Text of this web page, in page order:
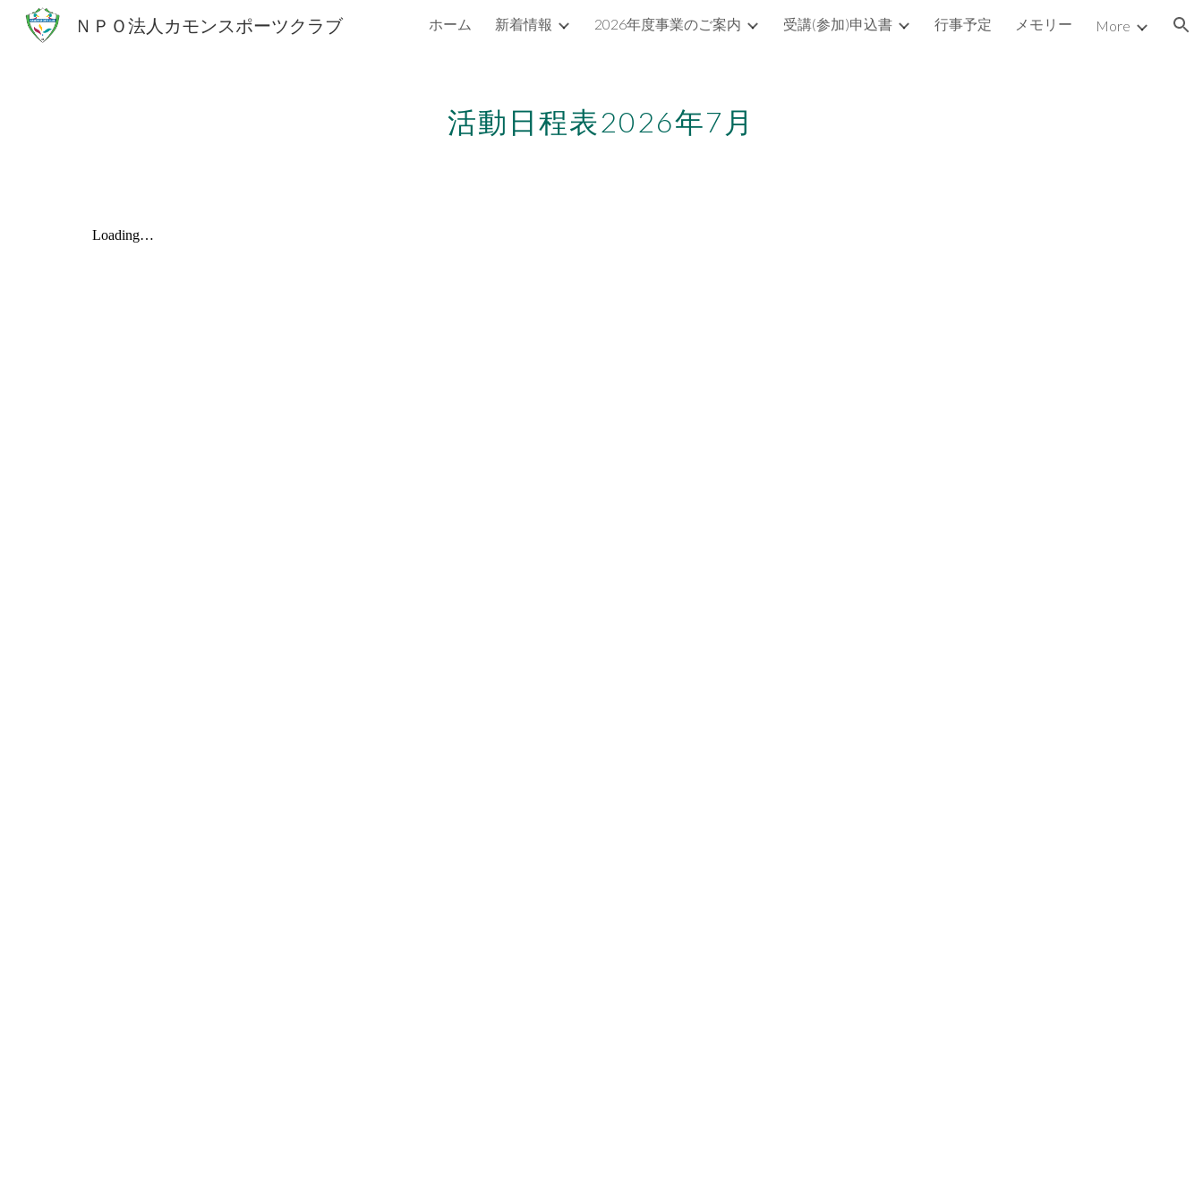
Skip to main content Skip to navigation
ＮＰＯ法人カモンスポーツクラブ ホーム 新着情報 2026年度事業のご案内 受講(参加)申込書 行事予定 メモリー More
活動日程表2026年7 月